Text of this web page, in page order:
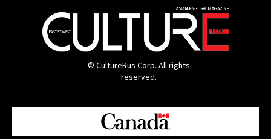
© CultureRus Corp. All rights
reserved.